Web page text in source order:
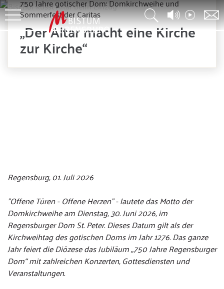
750 Jahre gotischer Dom: Domkirchweihe und
Sommerfest der Caritas
„Der Altar macht eine Kirche
zur Kirche“
Regensburg, 01. Juli 2026
"Offene Türen - Offene Herzen" - lautete das Motto der
Domkirchweihe am Dienstag, 30. Juni 2026, im
Regensburger Dom St. Peter. Dieses Datum gilt als der
Kirchweihtag des gotischen Doms im Jahr 1276. Das ganze
Jahr feiert die Diözese das Jubiläum „750 Jahre Regensburger
Dom“ mit zahlreichen Konzerten, Gottesdiensten und
Veranstaltungen.